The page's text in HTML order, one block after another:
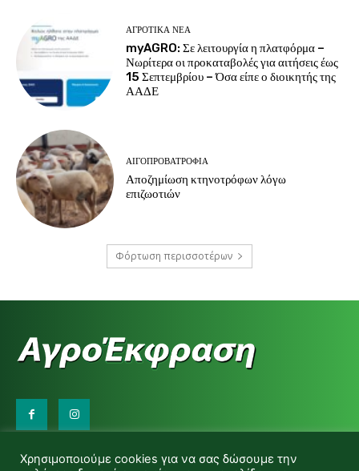
ΑΓΡΟΤΙΚΆ ΝΈΑ
myAGRO: Σε λειτουργία η πλατφόρμα –
Νωρίτερα οι προκαταβολές για αιτήσεις έως
15 Σεπτεμβρίου – Όσα είπε ο διοικητής της
ΑΑΔΕ
ΑΙΓΟΠΡΟΒΑΤΡΟΦΊΑ
Αποζημίωση κτηνοτρόφων λόγω
επιζωοτιών
Φόρτωση περισσοτέρων
d.makas@yahoo.gr
Χρησιμοποιούμε cookies για να σας δώσουμε την